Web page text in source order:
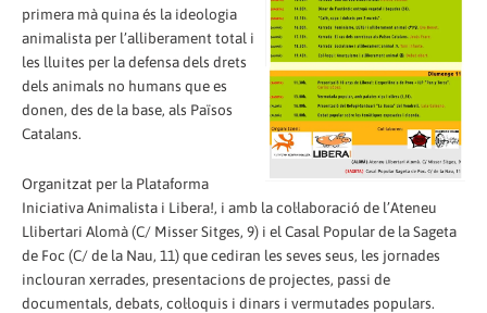
primera mà quina és la ideologia
animalista per l’alliberament total i
les lluites per la defensa dels drets
dels animals no humans que es
donen, des de la base, als Països
Catalans.
Organitzat per la Plataforma
Iniciativa Animalista i Libera!, i amb la col·laboració de l’Ateneu
Llibertari Alomà (C/ Misser Sitges, 9) i el Casal Popular de la Sageta
de Foc (C/ de la Nau, 11) que cediran les seves seus, les jornades
inclouran xerrades, presentacions de projectes, passi de
documentals, debats, col·loquis i dinars i vermutades populars.